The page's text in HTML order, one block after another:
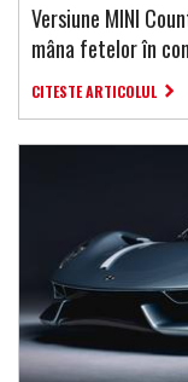
Versiune MINI
mâna fetelor în
CITESTE ARTICOLUL